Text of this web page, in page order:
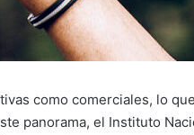
como comerciales, lo
panorama, el Instituto